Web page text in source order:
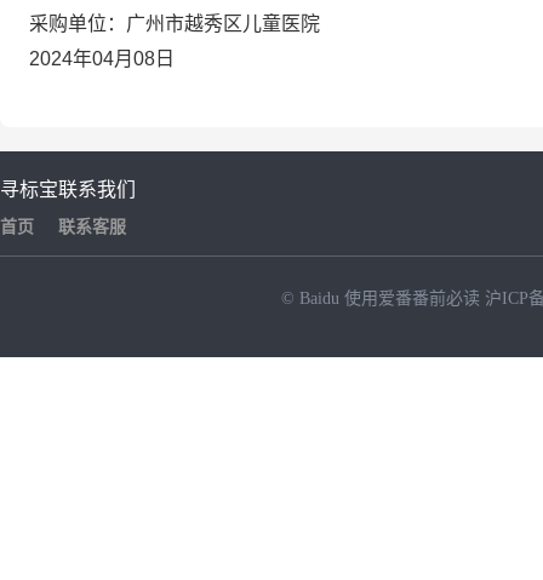
采购单位：广州市越秀区儿童医院
2024年04月08日
寻标宝
首页
联系我们
联系客服
© Baidu 使用爱番番前必读 沪ICP